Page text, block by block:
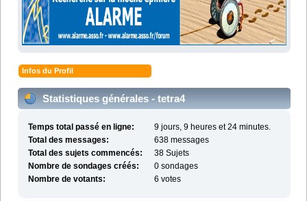
Infos du Profil
Statistiques générales - tetra4
Temps total passé en ligne:
9 jours, 9 heures et 24 minutes.
Total des messages:
638 messages
Total des sujets commencés:
38 Sujets
Nombre de sondages créés:
0 sondages
Nombre de votants:
6 votes